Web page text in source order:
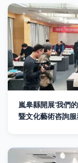
嵐皋縣開展‘我們
暨文化藝術咨詢